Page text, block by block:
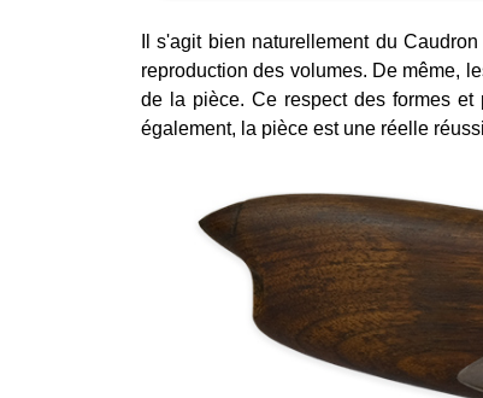
Il s'agit bien naturellement du
reproduction des volumes. De même,
de la pièce. Ce respect des formes
également, la pièce est une réelle